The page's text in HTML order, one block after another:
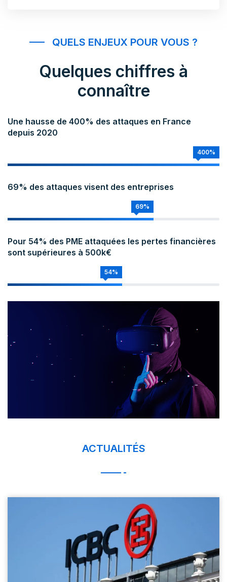
QUELS ENJEUX POUR VOUS ?
Quelques chiffres à
connaître
Une hausse de 400% des attaques en France
depuis 2020
400%
69% des attaques visent des entreprises
69%
Pour 54% des PME attaquées les pertes financières
sont supérieures à 500k€
54%
ACTUALITÉS